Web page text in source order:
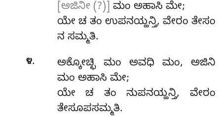
[ಅಜಿನೀ (?)] ಮಂ ಅಹಾಸಿ ಮೇ;
ಯೇ ಚ ತಂ ಉಪನಯ್ಹನ್ತಿ, ವೇರಂ ತೇಸಂ
ನ ಸಮ್ಮತಿ.
೪.
ಅಕ್ಕೋಚ್ಛಿ ಮಂ ಅವಧಿ ಮಂ, ಅಜಿನಿ
ಮಂ ಅಹಾಸಿ ಮೇ;
ಯೇ ಚ ತಂ ನುಪನಯ್ಹನ್ತಿ, ವೇರಂ
ತೇಸೂಪಸಮ್ಮತಿ.